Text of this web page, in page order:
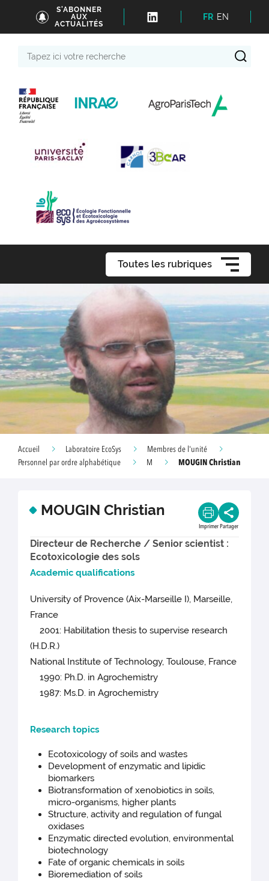
S'ABONNER
AUX
ACTUALITÉS
FR EN
Toutes les rubriques
Accueil Laboratoire EcoSys
Membres de l'unité
Personnel par ordre alphabétique
M MOUGIN Christian
MOUGIN Christian
Imprimer Partager
Directeur de Recherche / Senior scientist :
Ecotoxicologie des sols
Academic qualifications
University of Provence (Aix-Marseille I), Marseille,
France
2001: Habilitation thesis to supervise research
(H.D.R.)
National Institute of Technology, Toulouse, France
1990: Ph.D. in Agrochemistry
1987: Ms.D. in Agrochemistry
Research topics
Ecotoxicology of soils and wastes
Development of enzymatic and lipidic
biomarkers
Biotransformation of xenobiotics in soils,
micro-organisms, higher plants
Structure, activity and regulation of fungal
oxidases
Enzymatic directed evolution, environmental
biotechnology
Fate of organic chemicals in soils
Bioremediation of soils